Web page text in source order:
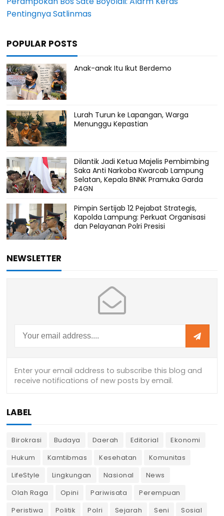
Pentingnya Satlinmas
POPULAR POSTS
Anak-anak Itu Ikut Berdemo
Lurah Turun ke Lapangan, Warga
Menunggu Kepastian
Dilantik Jadi Ketua Majelis Pembimbing
Saka Anti Narkoba Kwarcab Lampung
Selatan, Kepala BNNK Pramuka Garda
P4GN
Pimpin Sertijab 12 Pejabat Strategis,
Kapolda Lampung: Perkuat Organisasi
dan Pelayanan Polri Presisi
NEWSLETTER
LABEL
Birokrasi Budaya Daerah Editorial
Ekonomi
Hukum
Kamtibmas Kesehatan
Komunitas
LifeStyle
Lingkungan Nasional
News
Olah Raga
Opini Pariwisata
Perempuan
Peristiwa
Politik Polri Sejarah Seni
Sosial